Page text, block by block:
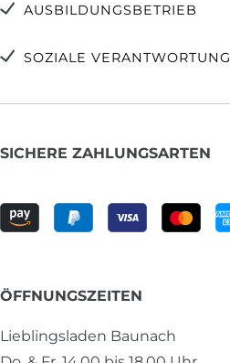
AUSBILDUNGSBETRIEB
SOZIALE VERANTWORTUNG
SICHERE ZAHLUNGSARTEN
ÖFFNUNGSZEITEN
Lieblingsladen Baunach